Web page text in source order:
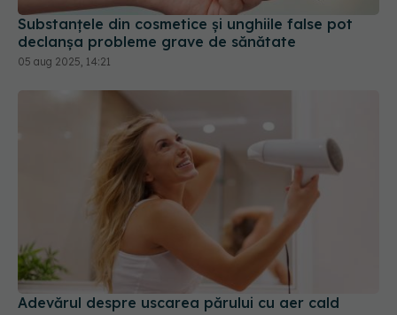
declanșa probleme grave de sănătate
05 aug 2025, 14:21
Adevărul despre uscarea părului cu aer cald
02 mar 2026, 14:12